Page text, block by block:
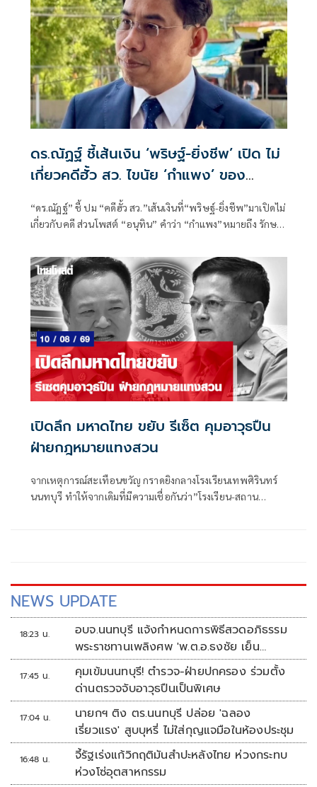
ดร.ณัฏฐ์ ชี้เส้นเงิน ‘พริษฐ์-ยิ่งชีพ’ เปิด ไม่
เกี่ยวคดีฮั้ว สว. ไขนัย ‘กำแพง’ ของ
“ดร.ณัฏฐ์” ชี้ ปม “คดีฮั้ว สว.”เส้นเงินที่“พริษฐ์-ยิ่งชีพ”มาเปิดไม่
เกี่ยวกับคดี ส่วนโพสต์ “อนุทิน” คำว่า “กำแพง”หมายถึง รักษา
เปิดลึก มหาดไทย ขยับ รีเซ็ต คุมอาวุธปืน
ฝ่ายกฎหมายแทงสวน
จากเหตุการณ์สะเทือนขวัญ กราดยิงกลางโรงเรียนเทพศิรินทร์
นนทบุรี ทำให้จากเดิมที่มีความเชื่อกันว่า”โรงเรียน-สถาน
เหตุจะเป็นปืนในบ้านของผู้ก่อเหตุ แต่ทำให้สังคมเล็งเห็นถึง
อันตราย ความไม่ปลอดภัยหากการควบคุมอาวุธปืนยังไม่มี
ประสิทธิภาพ
NEWS UPDATE
18:23 น.
อบจ.นนทบุรี แจ้งกำหนดการพิธีสวดอภิธรรม
พระราชทานเพลิงศพ 'พ.ต.อ.ธงชัย เย็น
ประเสริฐ'
17:45 น.
คุมเข้มนนทบุรี! ตำรวจ-ฝ่ายปกครอง ร่วมตั้ง
ด่านตรวจจับอาวุธปืนเป็นพิเศษ
17:04 น.
นายกฯ ติง ตร.นนทบุรี ปล่อย 'ฉลอง
เรี่ยวแรง' สูบบุหรี่ ไม่ใส่กุญแจมือในห้องประชุม
16:48 น.
จี้รัฐเร่งแก้วิกฤติมันสำปะหลังไทย ห่วงกระทบ
ห่วงโซ่อุตสาหกรรม